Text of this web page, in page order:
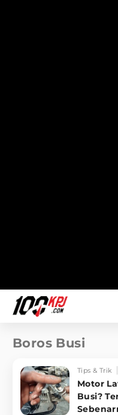
Boros Busi
Tips & Trik
Motor
Busi?